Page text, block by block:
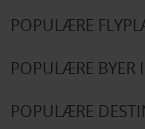
POPULÆRE
POPULÆRE BYER
POPULÆRE